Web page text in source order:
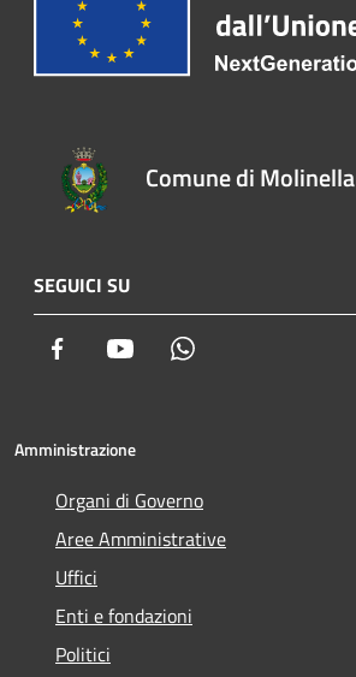
Comune di Molinella
SEGUICI SU
Facebook Youtube
Amministrazione
Organi di Governo
Aree Amministrative
Uffici
Enti e fondazioni
Politici